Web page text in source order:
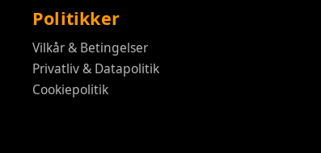
Politikker
Vilkår & Betingelser
Privatliv & Datapolitik
Cookiepolitik